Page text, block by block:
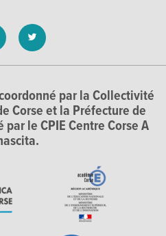
par la Collectivité
Corse et la Préfecture de
le CPIE Centre Corse A